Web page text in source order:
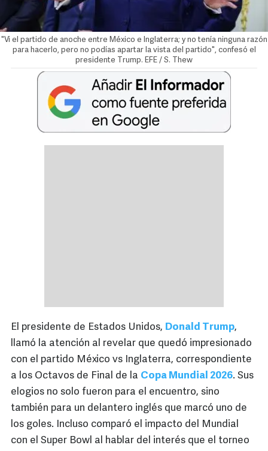
"Vi el partido de anoche entre México e Inglaterra; y no tenía ninguna razón
para hacerlo, pero no podías apartar la vista del partido", confesó el
presidente Trump. EFE / S. Thew
El presidente de Estados Unidos, Donald Trump,
llamó la atención al revelar que quedó impresionado
con el partido México vs Inglaterra, correspondiente
a los Octavos de Final de la Copa Mundial 2026. Sus
elogios no solo fueron para el encuentro, sino
también para un delantero inglés que marcó uno de
los goles. Incluso comparó el impacto del Mundial
con el Super Bowl al hablar del interés que el torneo